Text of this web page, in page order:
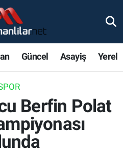
Güncel Asayiş Yerel
Berfin Polat
ve Fikstür